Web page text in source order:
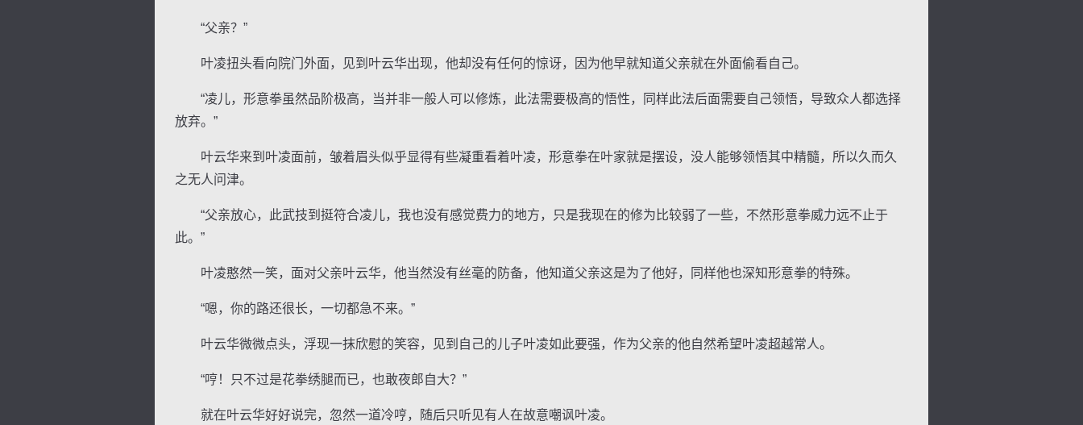
“父亲？”
叶凌扭头看向院门外面，见到叶云华出现，他却没有任何的惊讶，因为他早就知道父亲就在外面偷看自己。
“凌儿，形意拳虽然品阶极高，当并非一般人可以修炼，此法需要极高的悟性，同样此法后面需要自己领悟，导致众人都选择
放弃。”
叶云华来到叶凌面前，皱着眉头似乎显得有些凝重看着叶凌，形意拳在叶家就是摆设，没人能够领悟其中精髓，所以久而久
之无人问津。
“父亲放心，此武技到挺符合凌儿，我也没有感觉费力的地方，只是我现在的修为比较弱了一些，不然形意拳威力远不止于
此。”
叶凌憨然一笑，面对父亲叶云华，他当然没有丝毫的防备，他知道父亲这是为了他好，同样他也深知形意拳的特殊。
“嗯，你的路还很长，一切都急不来。”
叶云华微微点头，浮现一抹欣慰的笑容，见到自己的儿子叶凌如此要强，作为父亲的他自然希望叶凌超越常人。
“哼！只不过是花拳绣腿而已，也敢夜郎自大？”
就在叶云华好好说完，忽然一道冷哼，随后只听见有人在故意嘲讽叶凌。